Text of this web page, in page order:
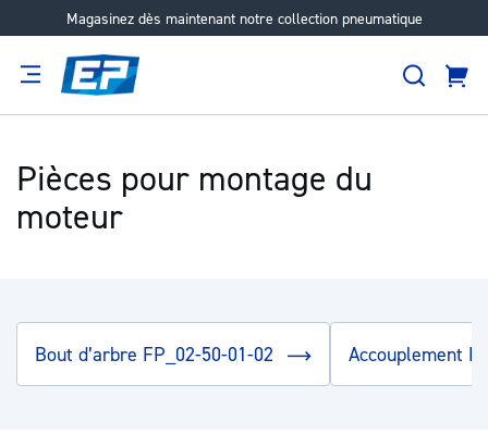
Magasinez dès maintenant notre collection pneumatique
Aller
Pièces pour montage du
moteur
Bout d’arbre FP_02-50-01-02 Accouplement